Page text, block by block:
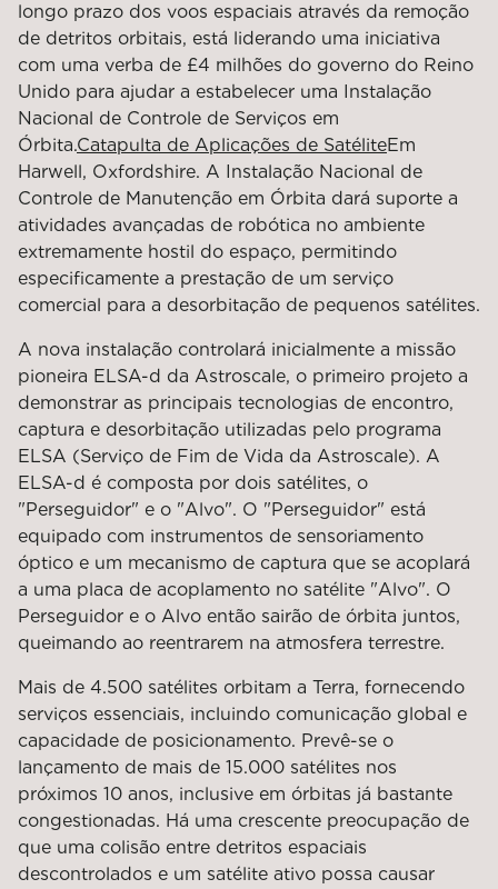
longo prazo dos voos espaciais através da remoção
de detritos orbitais, está liderando uma iniciativa
com uma verba de £4 milhões do governo do Reino
Unido para ajudar a estabelecer uma Instalação
Nacional de Controle de Serviços em
Órbita.Catapulta de Aplicações de SatéliteEm
Harwell, Oxfordshire. A Instalação Nacional de
Controle de Manutenção em Órbita dará suporte a
atividades avançadas de robótica no ambiente
extremamente hostil do espaço, permitindo
especificamente a prestação de um serviço
comercial para a desorbitação de pequenos satélites.
A nova instalação controlará inicialmente a missão
pioneira ELSA-d da Astroscale, o primeiro projeto a
demonstrar as principais tecnologias de encontro,
captura e desorbitação utilizadas pelo programa
ELSA (Serviço de Fim de Vida da Astroscale). A
ELSA-d é composta por dois satélites, o
"Perseguidor" e o "Alvo". O "Perseguidor" está
equipado com instrumentos de sensoriamento
óptico e um mecanismo de captura que se acoplará
a uma placa de acoplamento no satélite "Alvo". O
Perseguidor e o Alvo então sairão de órbita juntos,
queimando ao reentrarem na atmosfera terrestre.
Mais de 4.500 satélites orbitam a Terra, fornecendo
serviços essenciais, incluindo comunicação global e
capacidade de posicionamento. Prevê-se o
lançamento de mais de 15.000 satélites nos
próximos 10 anos, inclusive em órbitas já bastante
congestionadas. Há uma crescente preocupação de
que uma colisão entre detritos espaciais
descontrolados e um satélite ativo possa causar